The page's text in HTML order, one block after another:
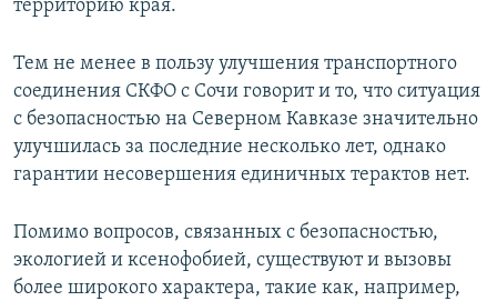
территорию края.
Тем не менее в пользу улучшения транспортного
соединения СКФО с Сочи говорит и то, что ситуация
с безопасностью на Северном Кавказе значительно
улучшилась за последние несколько лет, однако
гарантии несовершения единичных терактов нет.
Помимо вопросов, связанных с безопасностью,
экологией и ксенофобией, существуют и вызовы
более широкого характера, такие как, например,